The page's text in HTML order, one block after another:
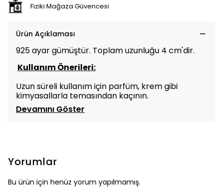
Fiziki Mağaza Güvencesi
Ürün Açıklaması
925 ayar gümüştür. Toplam uzunluğu 4 cm'dir.
Kullanım Önerileri:
Uzun süreli kullanım için parfüm, krem gibi
kimyasallarla temasından kaçının.
Devamını Göster
Yorumlar
Bu ürün için henüz yorum yapılmamış.